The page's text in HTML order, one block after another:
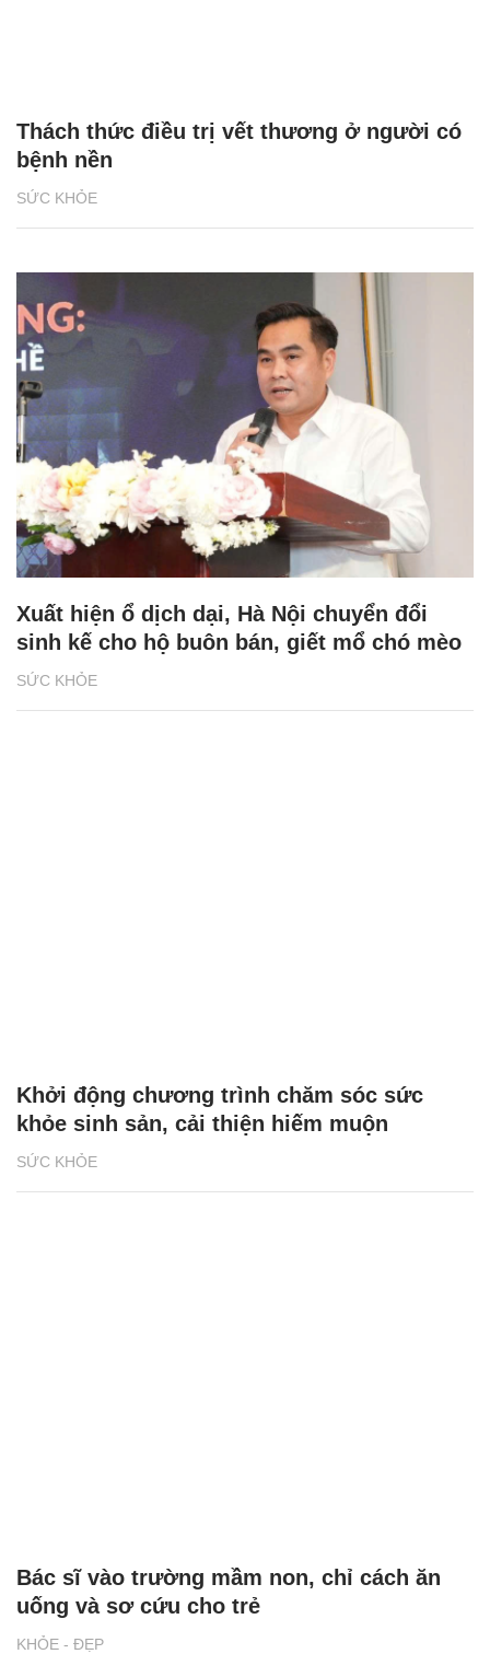
SỨC KHỎE
Thách thức điều trị vết thương ở người có
bệnh nền
SỨC KHỎE
Xuất hiện ổ dịch dại, Hà Nội chuyển đổi
sinh kế cho hộ buôn bán, giết mổ chó mèo
SỨC KHỎE
Khởi động chương trình chăm sóc sức
khỏe sinh sản, cải thiện hiếm muộn
KHỎE - ĐẸP
Bác sĩ vào trường mầm non, chỉ cách ăn
uống và sơ cứu cho trẻ